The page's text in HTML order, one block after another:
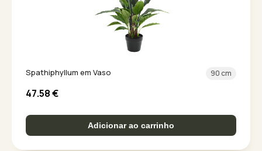
Spathiphyllum em Vaso 90 cm
47.58€
Adicionar ao carrinho